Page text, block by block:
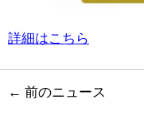
詳細はこちら
← 前のニュース